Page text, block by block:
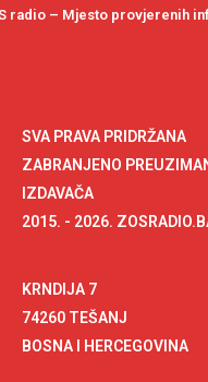
radio – Mjesto provjerenih
SVA PRAVA PRIDRŽANA
ZABRANJENO
IZDAVAČA
2015. - 2026.
KRNDIJA 7
74260 TEŠANJ
BOSNA I HERCEGOVINA